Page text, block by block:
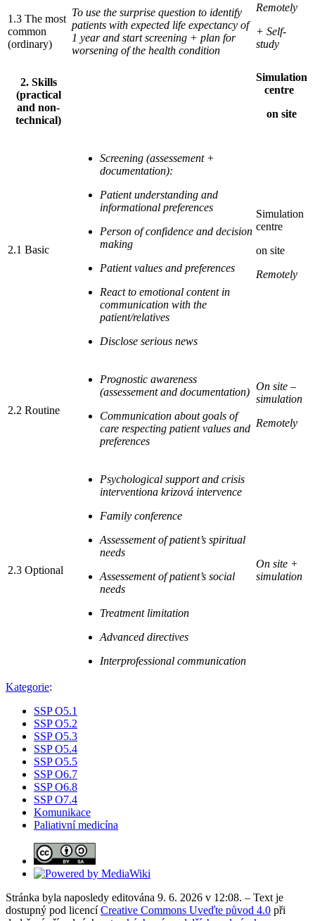
1.3 The most
common
(ordinary)
To use the surprise question to identify
patients with expected life expectancy of
1 year and start screening + plan for
worsening of the health condition
Remotely
+ Self-
study
2. Skills
(practical
and non-
technical)
Simulation
centre
on site
2.1 Basic
Screening (assessement +
documentation):
Patient understanding and
informational preferences
Person of confidence and decision
making
Patient values and preferences
React to emotional content in
communication with the
patient/relatives
Disclose serious news
Simulation
centre
on site
Remotely
2.2 Routine
Prognostic awareness
(assessement and documentation)
Communication about goals of
care respecting patient values and
preferences
On site –
simulation
Remotely
2.3 Optional
Psychological support and crisis
interventiona krizová intervence
Family conference
Assessement of patient’s spiritual
needs
Assessement of patient’s social
needs
Treatment limitation
Advanced directives
Interprofessional communication
On site +
simulation
Kategorie:
SSP O5.1
SSP O5.2
SSP O5.3
SSP O5.4
SSP O5.5
SSP O6.7
SSP O6.8
SSP O7.4
Komunikace
Paliativní medicína
Stránka byla naposledy editována 9. 6. 2026 v 12:08. – Text je
dostupný pod licencíCreative Commons Uveďte původ 4.0 při